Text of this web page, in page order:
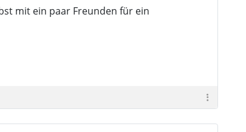
mit ein paar Freunden für ein